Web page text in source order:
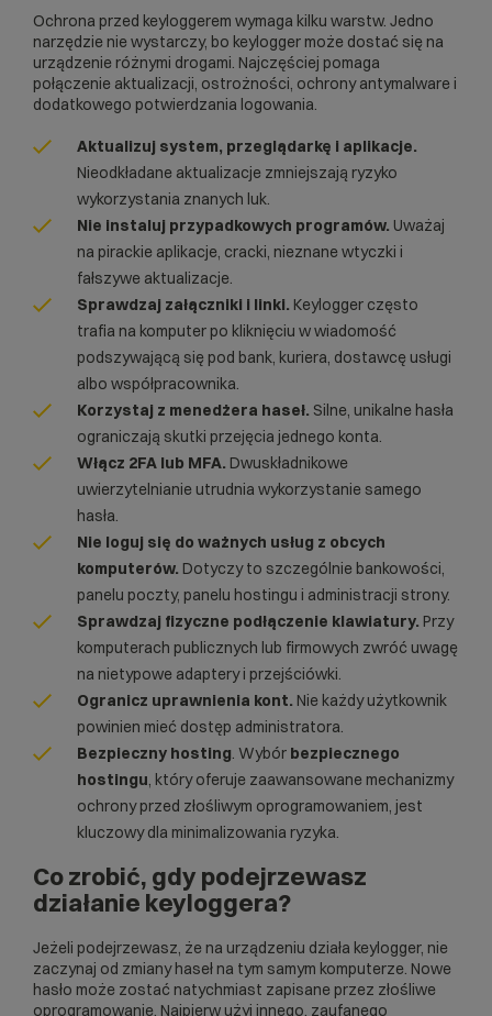
Ochrona przed keyloggerem wymaga kilku warstw. Jedno
narzędzie nie wystarczy, bo keylogger może dostać się na
urządzenie różnymi drogami. Najczęściej pomaga
połączenie aktualizacji, ostrożności, ochrony antymalware i
dodatkowego potwierdzania logowania.
Aktualizuj system, przeglądarkę i aplikacje.
Nieodkładane aktualizacje zmniejszają ryzyko
wykorzystania znanych luk.
Nie instaluj przypadkowych programów. Uważaj
na pirackie aplikacje, cracki, nieznane wtyczki i
fałszywe aktualizacje.
Sprawdzaj załączniki i linki. Keylogger często
trafia na komputer po kliknięciu w wiadomość
podszywającą się pod bank, kuriera, dostawcę usługi
albo współpracownika.
Korzystaj z menedżera haseł. Silne, unikalne hasła
ograniczają skutki przejęcia jednego konta.
Włącz 2FA lub MFA. Dwuskładnikowe
uwierzytelnianie utrudnia wykorzystanie samego
hasła.
Nie loguj się do ważnych usług z obcych
komputerów. Dotyczy to szczególnie bankowości,
panelu poczty, panelu hostingu i administracji strony.
Sprawdzaj fizyczne podłączenie klawiatury. Przy
komputerach publicznych lub firmowych zwróć uwagę
na nietypowe adaptery i przejściówki.
Ogranicz uprawnienia kont. Nie każdy użytkownik
powinien mieć dostęp administratora.
Bezpieczny hosting. Wybór bezpiecznego
hostingu, który oferuje zaawansowane mechanizmy
ochrony przed złośliwym oprogramowaniem, jest
kluczowy dla minimalizowania ryzyka.
Co zrobić, gdy podejrzewasz
działanie keyloggera?
Jeżeli podejrzewasz, że na urządzeniu działa keylogger, nie
zaczynaj od zmiany haseł na tym samym komputerze. Nowe
hasło może zostać natychmiast zapisane przez złośliwe
oprogramowanie. Najpierw użyj innego, zaufanego